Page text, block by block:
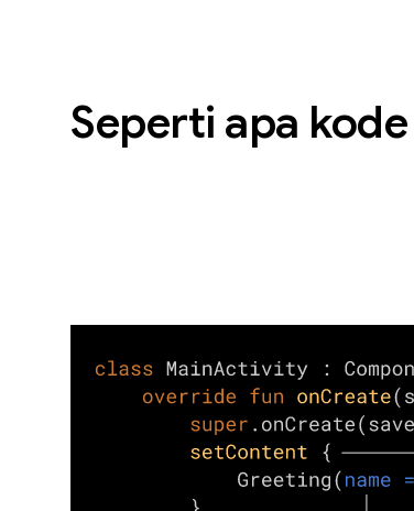
Seperti apa